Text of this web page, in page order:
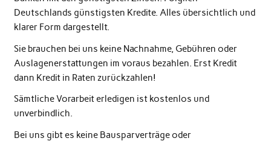
Deutschlands günstigsten Kredite. Alles übersichtlich und
klarer Form dargestellt.
Sie brauchen bei uns keine Nachnahme, Gebühren oder
Auslagenerstattungen im voraus bezahlen. Erst Kredit
dann Kredit in Raten zurückzahlen!
Sämtliche Vorarbeit erledigen ist kostenlos und
unverbindlich.
Bei uns gibt es keine Bausparverträge oder